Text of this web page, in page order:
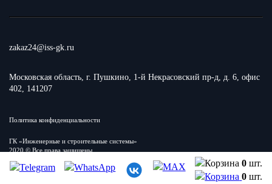
zakaz24@iss-gk.ru
Московская область, г. Пушкино, 1-й Некрасовский пр-д, д. 6, офис
402, 141207
Политика конфиденциальности
ГК «Инженерные и строительные системы»
2020 © Все права защищены
0 шт.
0 шт.